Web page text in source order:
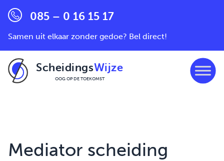
085 – 0 16 15 17
Samen uit elkaar zonder gedoe? Bel direct!
ScheidingsWijze
OOG OP DE TOEKOMST
Mediator scheiding